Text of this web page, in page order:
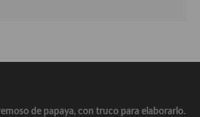
de papaya, con truco para elaborarlo.